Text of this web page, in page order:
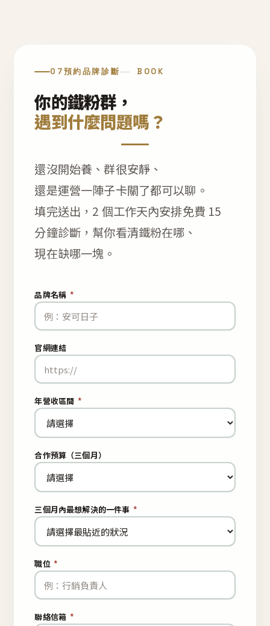
07預約品牌診斷 BOOK
你的鐵粉群，
遇到什麼問題嗎？
還沒開始養、群很安靜、
還是運營一陣子卡關了都可以聊。
填完送出，2 個工作天內安排免費 15
分鐘診斷，幫你看清鐵粉在哪、
現在缺哪一塊。
品牌名稱 *
官網連結
年營收區間 *
合作預算（三個月）
三個月內最想解決的一件事 *
職位 *
聯絡信箱 *